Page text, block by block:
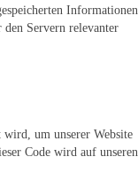
Informationen
den Servern relevanter
um unserer Website
Code wird auf unseren